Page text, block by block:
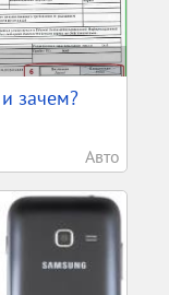
зачем?
Авто